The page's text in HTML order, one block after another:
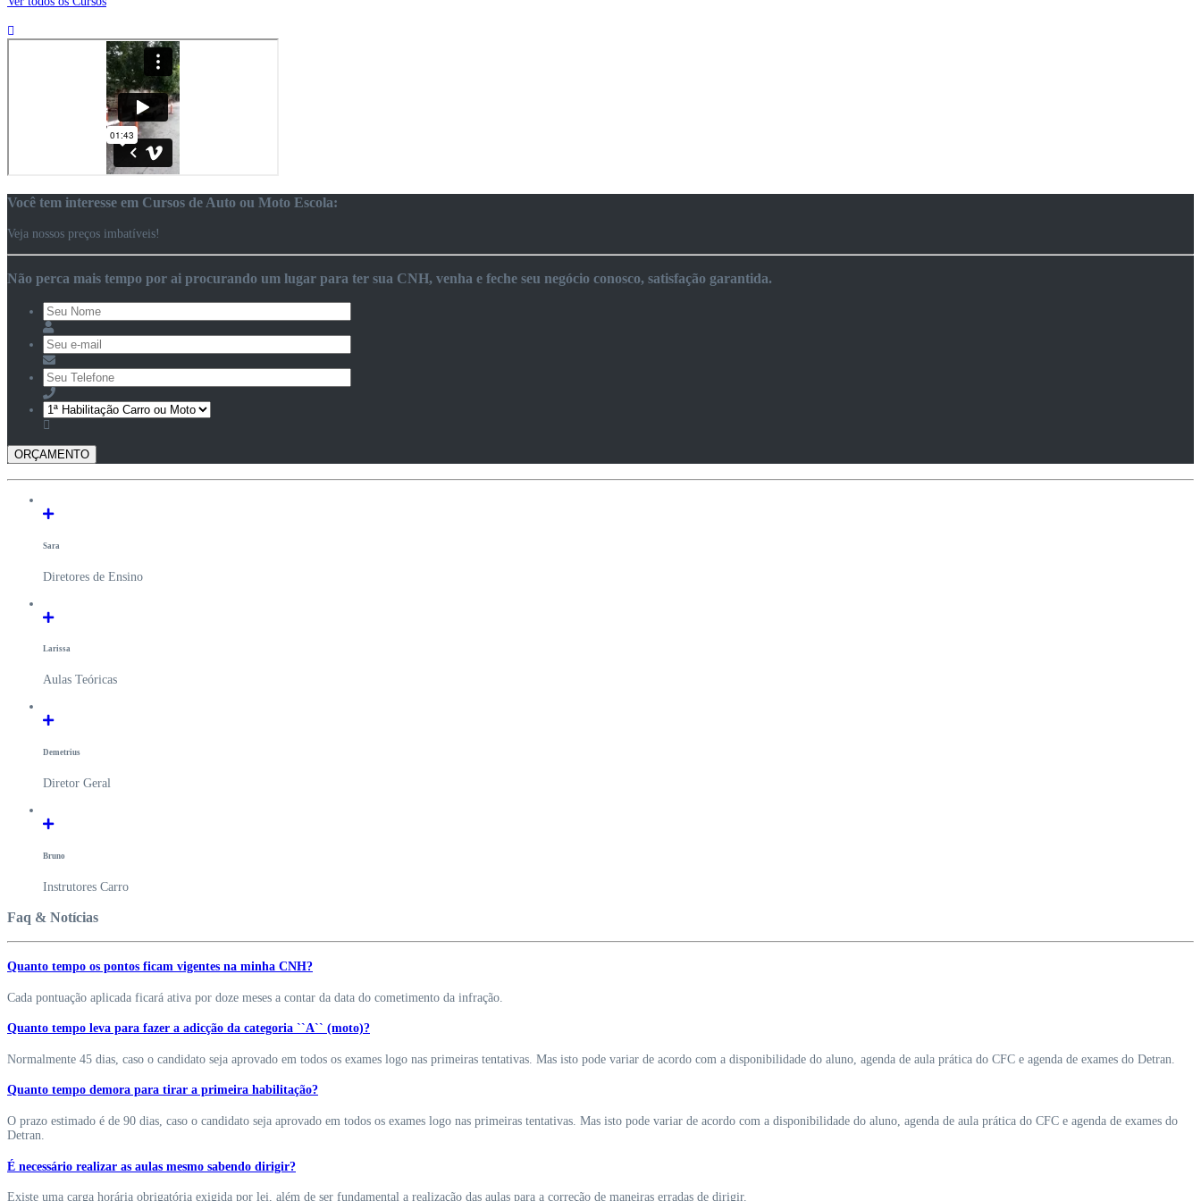
Você tem interesse em Cursos de Auto ou Moto Escola:
Veja nossos preços imbatíveis!
Não perca mais tempo por ai procurando um lugar para ter sua CNH, venha e feche seu negócio conosco, satisfação garantida.
Sara
Diretores de Ensino
Larissa
Aulas Teóricas
Demetrius
Diretor Geral
Bruno
Instrutores Carro
Faq & Notícias
Quanto tempo os pontos ficam vigentes na minha CNH?
Cada pontuação aplicada ficará ativa por doze meses a contar da data do cometimento da infração.
Quanto tempo leva para fazer a adicção da categoria ``A`` (moto)?
Normalmente 45 dias, caso o candidato seja aprovado em todos os exames logo nas primeiras tentativas. Mas isto pode variar de acordo com a disponibilidade do aluno, agenda de aula prática do CFC e agenda de exames do Detran.
Quanto tempo demora para tirar a primeira habilitação?
O prazo estimado é de 90 dias, caso o candidato seja aprovado em todos os exames logo nas primeiras tentativas. Mas isto pode variar de acordo com a disponibilidade do aluno, agenda de aula prática do CFC e agenda de exames do
Detran.
É necessário realizar as aulas mesmo sabendo dirigir?
Existe uma carga horária obrigatória exigida por lei, além de ser fundamental a realização das aulas para a correção de maneiras erradas de dirigir.